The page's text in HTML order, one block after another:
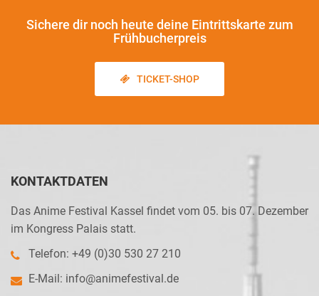
Sichere dir noch heute deine Eintrittskarte zum
Frühbucherpreis
TICKET-SHOP
KONTAKTDATEN
Das Anime Festival Kassel findet vom 05. bis 07. Dezember
im Kongress Palais statt.
Telefon: +49 (0)30 530 27 210
E-Mail: info@animefestival.de